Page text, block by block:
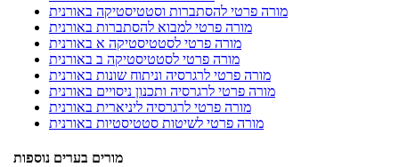
מורה פרטי להסתברות וסטטיסטיקה באורנית
מורה פרטי למבוא להסתברות באורנית
מורה פרטי לסטטיסטיקה א באורנית
מורה פרטי לסטטיסטיקה ב באורנית
מורה פרטי לרגרסיה וניתוח שונות באורנית
מורה פרטי לרגרסיה ותכנון ניסויים באורנית
מורה פרטי לרגרסיה ליניארית באורנית
מורה פרטי לשיטות סטטיסטיות באורנית
מורים בערים נוספות